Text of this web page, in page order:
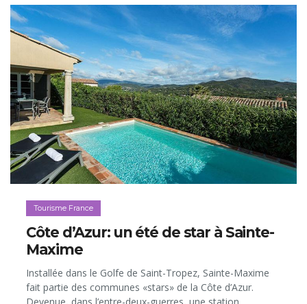
Tourisme France
Côte d’Azur: un été de star à Sainte-
Maxime
Installée dans le Golfe de Saint-Tropez, Sainte-Maxime
fait partie des communes «stars» de la Côte d’Azur.
Devenue, dans l’entre-deux-guerres, une station